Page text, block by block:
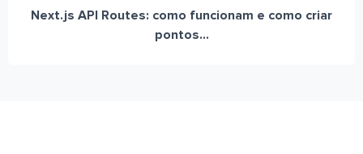
Next.js API Routes: como funcionam e como criar
pontos...